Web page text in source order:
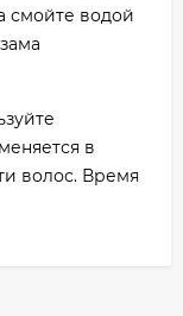
смойте водой
в
волос. Время